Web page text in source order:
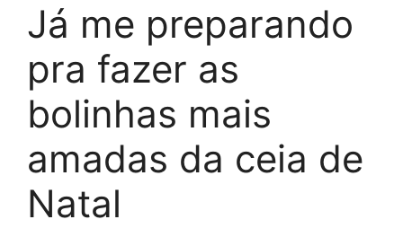
Já me preparando
pra fazer as
bolinhas mais
amadas da ceia de
Natal